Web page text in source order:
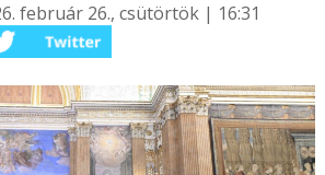
február 26., csütörtök | 16:31